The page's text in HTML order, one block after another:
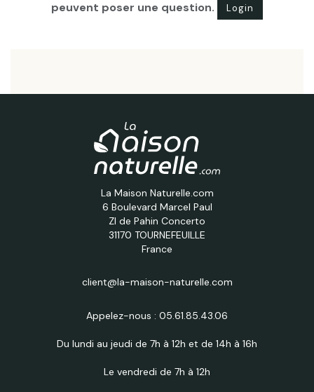
peuvent poser une question.
Login
La Maison Naturelle.com
6 Boulevard Marcel Paul
ZI de Pahin Concerto
31170 TOURNEFEUILLE
France
client@la-maison-naturelle.com
Appelez-nous : 05.61.85.43.06
Du lundi au jeudi de 7h à 12h et de 14h à 16h
Le vendredi de 7h à 12h